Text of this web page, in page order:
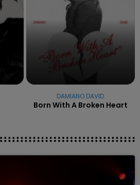
DAMIANO DAVID
Born With A Broken Heart